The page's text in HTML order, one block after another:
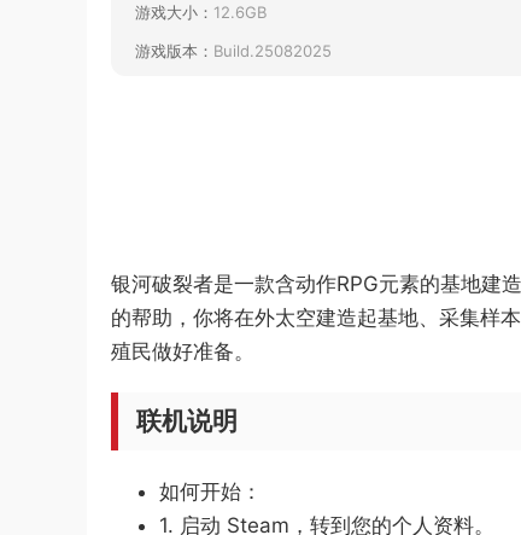
游戏大小： 12.6GB
游戏版本： Build.25082025
银河破裂者是一款含动作RPG元素的基地建
的帮助，你将在外太空建造起基地、采集样
殖民做好准备。
联机说明
如何开始：
1. 启动 Steam，转到您的个人资料。